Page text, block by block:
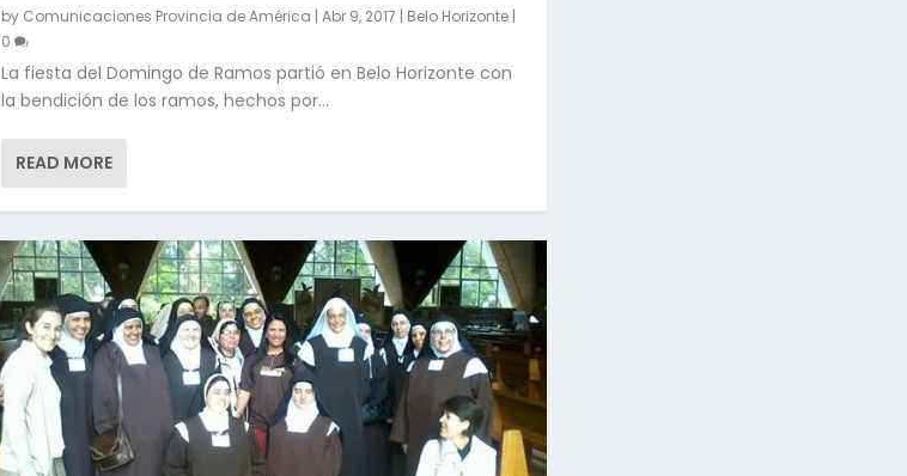
by Comunicaciones Provincia de América |Abr 9, 2017 | Belo Horizonte |
0
La fiesta del Domingo de Ramos partió en Belo Horizonte con
la bendición de los ramos, hechos por...
READ MORE